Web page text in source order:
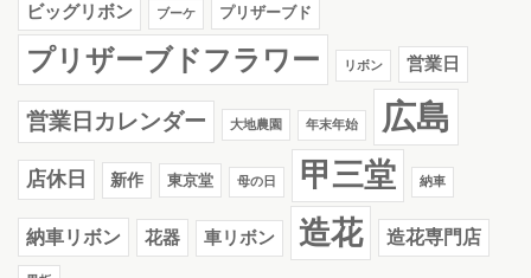
ビッグリボン ブーケ プリザーブド
プリザーブドフラワー リボン 営業日
営業日カレンダー 大地農園 年末年始 広島
店休日 新作 東京堂 母の日 甲三堂 納車
納車リボン 花器 車リボン 造花 造花専門店